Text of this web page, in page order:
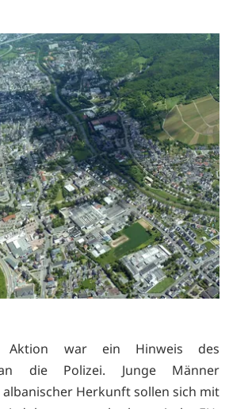
Aktion war ein Hinweis des
an die Polizei. Junge Männer
Herkunft sollen sich mit